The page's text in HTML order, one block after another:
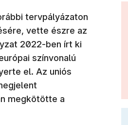
tervpályázaton
vette észre az
2022-ben írt ki
színvonalú
el. Az uniós
megkötötte a